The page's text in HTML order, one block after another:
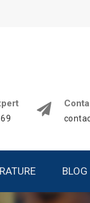
BLOG